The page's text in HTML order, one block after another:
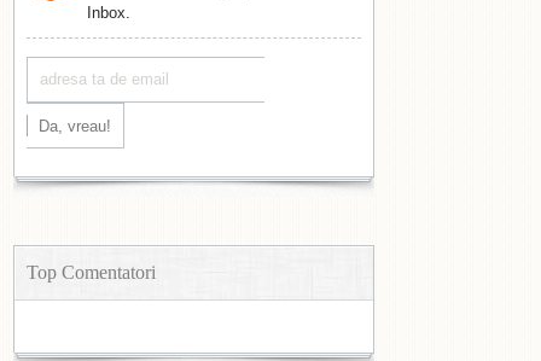
Inbox.
Top Comentatori